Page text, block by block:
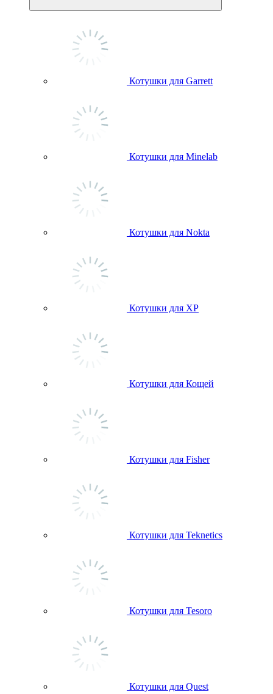
Котушки для Garrett
Котушки для Minelab
Котушки для Nokta
Котушки для ХР
Котушки для Кощей
Котушки для Fisher
Котушки для Teknetics
Котушки для Tesoro
Котушки для Quest